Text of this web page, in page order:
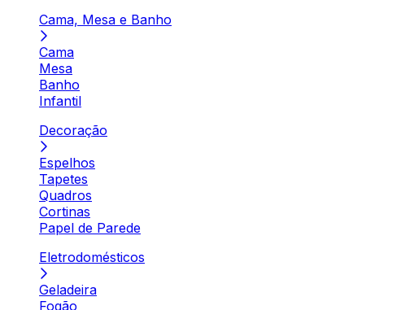
Cama, Mesa e Banho
Cama
Mesa
Banho
Infantil
Decoração
Espelhos
Tapetes
Quadros
Cortinas
Papel de Parede
Eletrodomésticos
Geladeira
Fogão